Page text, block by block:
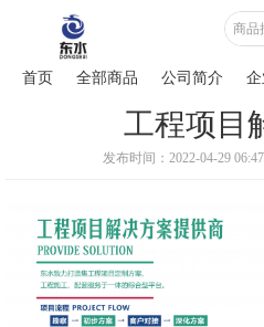
首页 全部商品 公司简介
工程项目
发布时间：2022-04-29